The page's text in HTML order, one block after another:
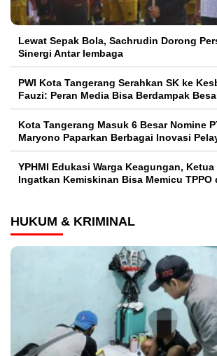
Lewat Sepak Bola, Sachrudin Dorong
Sinergi Antar lembaga
PWI Kota Tangerang Serahkan SK ke
Fauzi: Peran Media Bisa Berdampak
Kota Tangerang Masuk 6 Besar Nomine
Maryono Paparkan Berbagai Inovasi
YPHMI Edukasi Warga Keagungan,
Ingatkan Kemiskinan Bisa Memicu TPPO
HUKUM & KRIMINAL